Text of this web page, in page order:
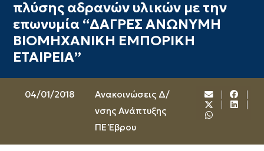
πλύσης αδρανών υλικών με την
επωνυμία “ΔΑΓΡΕΣ ΑΝΩΝΥΜΗ
ΒΙΟΜΗΧΑΝΙΚΗ ΕΜΠΟΡΙΚΗ
ΕΤΑΙΡΕΙΑ”
04/01/2018
Ανακοινώσεις Δ/
νσης Ανάπτυξης
ΠΕ Έβρου